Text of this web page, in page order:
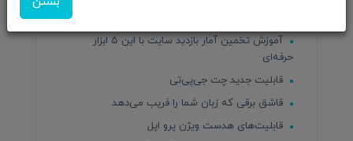
آموزش تخمین آمار بازدید سایت با این 5 ابزار
حرفه‌ای
قابلیت جدید چت جی‌پی‌تی
قاشق برقی که زبان شما را فریب می‌دهد
قابلیت‌های هدست ویژن پرو اپل